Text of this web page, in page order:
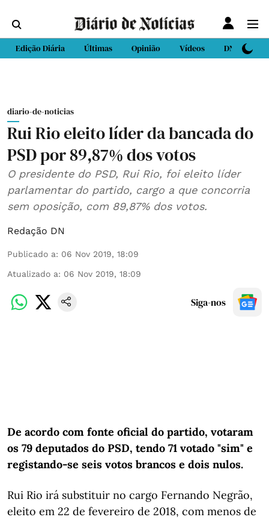
Edição Diária Últimas Opinião Vídeos DN Sport
diario-de-noticias
Rui Rio eleito líder da bancada do
PSD por 89,87% dos votos
O presidente do PSD, Rui Rio, foi eleito líder
parlamentar do partido, cargo a que concorria
sem oposição, com 89,87% dos votos.
Redação DN
Publicado a: 06 Nov 2019, 18:09
Atualizado a: 06 Nov 2019, 18:09
Siga-nos
De acordo com fonte oficial do partido, votaram
os 79 deputados do PSD, tendo 71 votado "sim" e
registando-se seis votos brancos e dois nulos.
Rui Rio irá substituir no cargo Fernando Negrão,
eleito em 22 de fevereiro de 2018, com menos de